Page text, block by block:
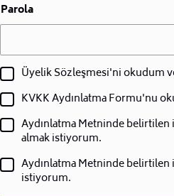
Parola
Üyelik Sözleşmesi'ni okudum
KVKK Aydınlatma Formu'nu
Aydınlatma Metninde
almak istiyorum.
Aydınlatma Metninde belirtilen
istiyorum.